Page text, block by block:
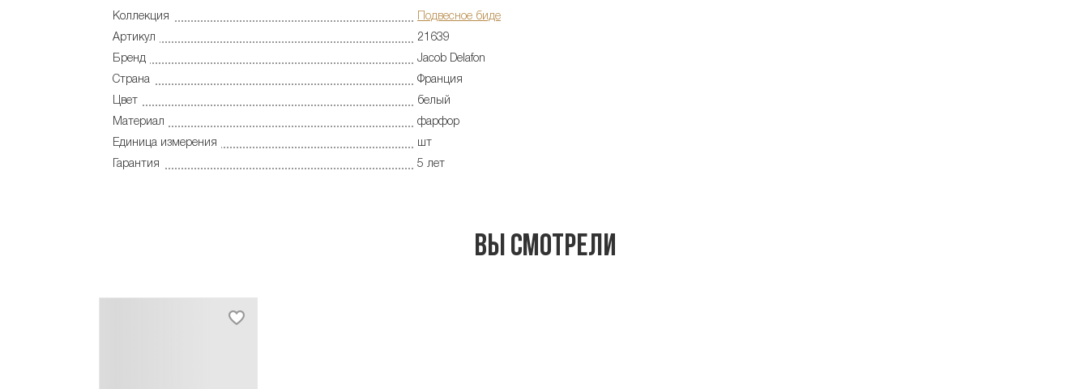
Коллекция
Подвесное биде
Артикул
21639
Бренд
Jacob Delafon
Страна
Франция
Цвет
белый
Материал
фарфор
Единица измерения
шт
Гарантия
5 лет
Вы смотрели